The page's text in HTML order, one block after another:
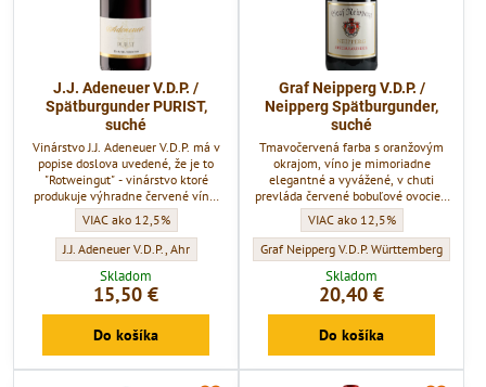
J.J. Adeneuer V.D.P. /
Spätburgunder PURIST,
suché
Vinárstvo J.J. Adeneuer V.D.P. má v
popise doslova uvedené, že je to
"Rotweingut" - vinárstvo ktoré
produkuje výhradne červené vína.
Toto vinárstvo sa nachádza v srdci
najmenšej vinohradníckej oblasti
Ahr, v obci Ahrweiler a má viac ako
500 ročnú tradíciu.
J.J. Adeneuer V.D.P. / Spätburgunder PURIST, suché - Obsah alkoholu:
VIAC ako 12,5%
J.J. Adeneuer V.D.P. / Spätburgunder PURIST, suché - Vinárstvo:
J.J. Adeneuer V.D.P., Ahr
Skladom
15,50 €
Do košíka
Graf Neipperg V.D.P. /
Neipperg Spätburgunder,
suché
Tmavočervená farba s oranžovým
okrajom, víno je mimoriadne
elegantné a vyvážené, v chuti
prevláda červené bobuľové ovocie s
tónmi tabaku. Veľmi jemné a dobre
zapracované drevo, víno je
komplexné. Stredne dlhé až dlhé so
šťavnatým záverom.
Graf Neipperg V.D.P. / Neipperg
VIAC ako 12,5%
Graf Neipperg V.D.P. / Neipperg
Graf Neipperg V.D.P. Württemberg
Skladom
20,40 €
Do košíka